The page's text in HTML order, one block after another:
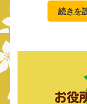
続きを